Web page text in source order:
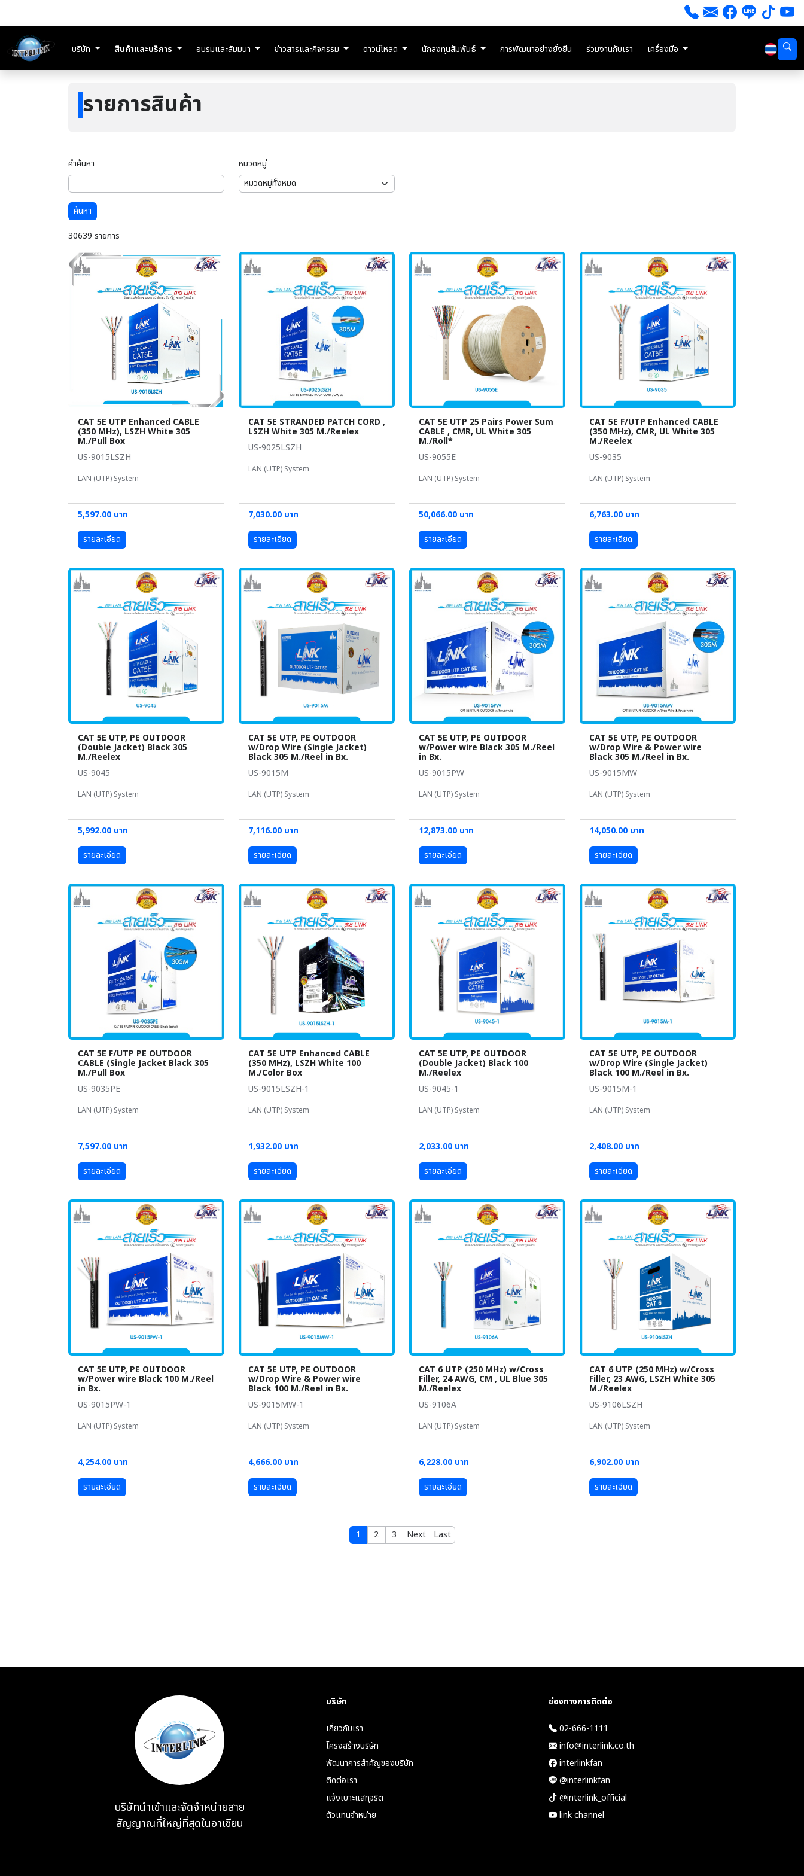
บริษัท สินค้าและบริการ อบรมและสัมมนา ข่าวสารและกิจกรรม ดาวน์โหลด นักลงทุนสัมพันธ์ การพัฒนาอย่างยั่งยืน ร่วมงานกับเรา เครื่องมือ
รายการสินค้า
คำค้นหา หมวดหมู่
ค้นหา
30639 รายการ
CAT 5E UTP Enhanced CABLE
(350 MHz), LSZH White 305
M./Pull Box
US-9015LSZH
LAN (UTP) System
5,597.00 บาท
รายละเอียด
CAT 5E STRANDED PATCH CORD ,
LSZH White 305 M./Reelex
US-9025LSZH
LAN (UTP) System
7,030.00 บาท
รายละเอียด
CAT 5E UTP 25 Pairs Power Sum
CABLE , CMR, UL White 305
M./Roll*
US-9055E
LAN (UTP) System
50,066.00 บาท
รายละเอียด
CAT 5E F/UTP Enhanced CABLE
(350 MHz), CMR, UL White 305
M./Reelex
US-9035
LAN (UTP) System
6,763.00 บาท
รายละเอียด
CAT 5E UTP, PE OUTDOOR
(Double Jacket) Black 305
M./Reelex
US-9045
LAN (UTP) System
5,992.00 บาท
รายละเอียด
CAT 5E UTP, PE OUTDOOR
w/Drop Wire (Single Jacket)
Black 305 M./Reel in Bx.
US-9015M
LAN (UTP) System
7,116.00 บาท
รายละเอียด
CAT 5E UTP, PE OUTDOOR
w/Power wire Black 305 M./Reel
in Bx.
US-9015PW
LAN (UTP) System
12,873.00 บาท
รายละเอียด
CAT 5E UTP, PE OUTDOOR
w/Drop Wire & Power wire
Black 305 M./Reel in Bx.
US-9015MW
LAN (UTP) System
14,050.00 บาท
รายละเอียด
CAT 5E F/UTP PE OUTDOOR
CABLE (Single Jacket Black 305
M./Pull Box
US-9035PE
LAN (UTP) System
7,597.00 บาท
รายละเอียด
CAT 5E UTP Enhanced CABLE
(350 MHz), LSZH White 100
M./Color Box
US-9015LSZH-1
LAN (UTP) System
1,932.00 บาท
รายละเอียด
CAT 5E UTP, PE OUTDOOR
(Double Jacket) Black 100
M./Reelex
US-9045-1
LAN (UTP) System
2,033.00 บาท
รายละเอียด
CAT 5E UTP, PE OUTDOOR
w/Drop Wire (Single Jacket)
Black 100 M./Reel in Bx.
US-9015M-1
LAN (UTP) System
2,408.00 บาท
รายละเอียด
CAT 5E UTP, PE OUTDOOR
w/Power wire Black 100 M./Reel
in Bx.
US-9015PW-1
LAN (UTP) System
4,254.00 บาท
รายละเอียด
CAT 5E UTP, PE OUTDOOR
w/Drop Wire & Power wire
Black 100 M./Reel in Bx.
US-9015MW-1
LAN (UTP) System
4,666.00 บาท
รายละเอียด
CAT 6 UTP (250 MHz) w/Cross
Filler, 24 AWG, CM , UL Blue 305
M./Reelex
US-9106A
LAN (UTP) System
6,228.00 บาท
รายละเอียด
CAT 6 UTP (250 MHz) w/Cross
Filler, 23 AWG, LSZH White 305
M./Reelex
US-9106LSZH
LAN (UTP) System
6,902.00 บาท
รายละเอียด
1 2 3 Next Last
บริษัทนำเข้าและจัดจำหน่ายสาย
สัญญาณที่ใหญ่ที่สุดในอาเซียน
บริษัท
เกี่ยวกับเรา
โครงสร้างบริษัท
พัฒนาการสำคัญของบริษัท
ติดต่อเรา
แจ้งเบาะแสทุจริต
ตัวแทนจำหน่าย
ช่องทางการติดต่อ
02-666-1111
info@interlink.co.th
interlinkfan
@interlinkfan
@interlink_official
link channel